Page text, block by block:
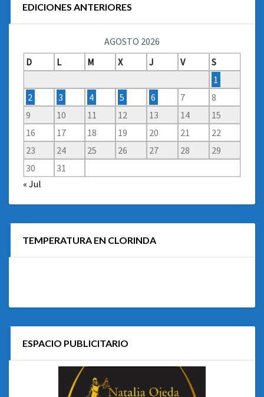
EDICIONES ANTERIORES
AGOSTO 2026
D
L M X J V
S
1
2
3 4 5 6 7
8
9
10 11 12 13 14
15
16
17 18 19 20 21
22
23
24 25 26 27 28
29
30
31
« Jul
TEMPERATURA EN CLORINDA
ESPACIO PUBLICITARIO